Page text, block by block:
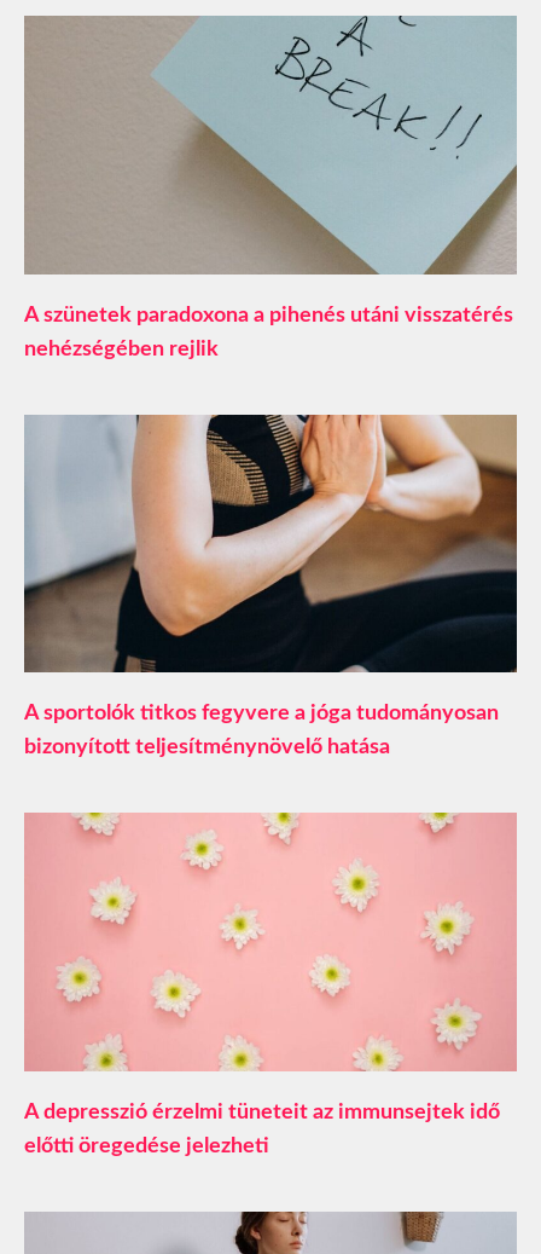
A szünetek paradoxona a pihenés utáni visszatérés
nehézségében rejlik
A sportolók titkos fegyvere a jóga tudományosan
bizonyított teljesítménynövelő hatása
A depresszió érzelmi tüneteit az immunsejtek idő
előtti öregedése jelezheti